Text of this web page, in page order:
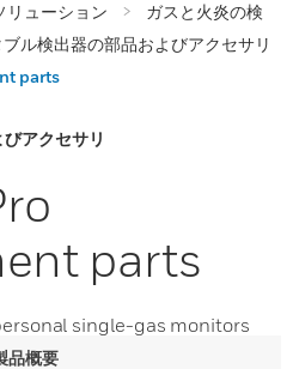
リューション
ガスと火炎の検
ル検出器の部品およびアクセサリ
parts
アクセサリ
parts
single-gas monitors
品概要